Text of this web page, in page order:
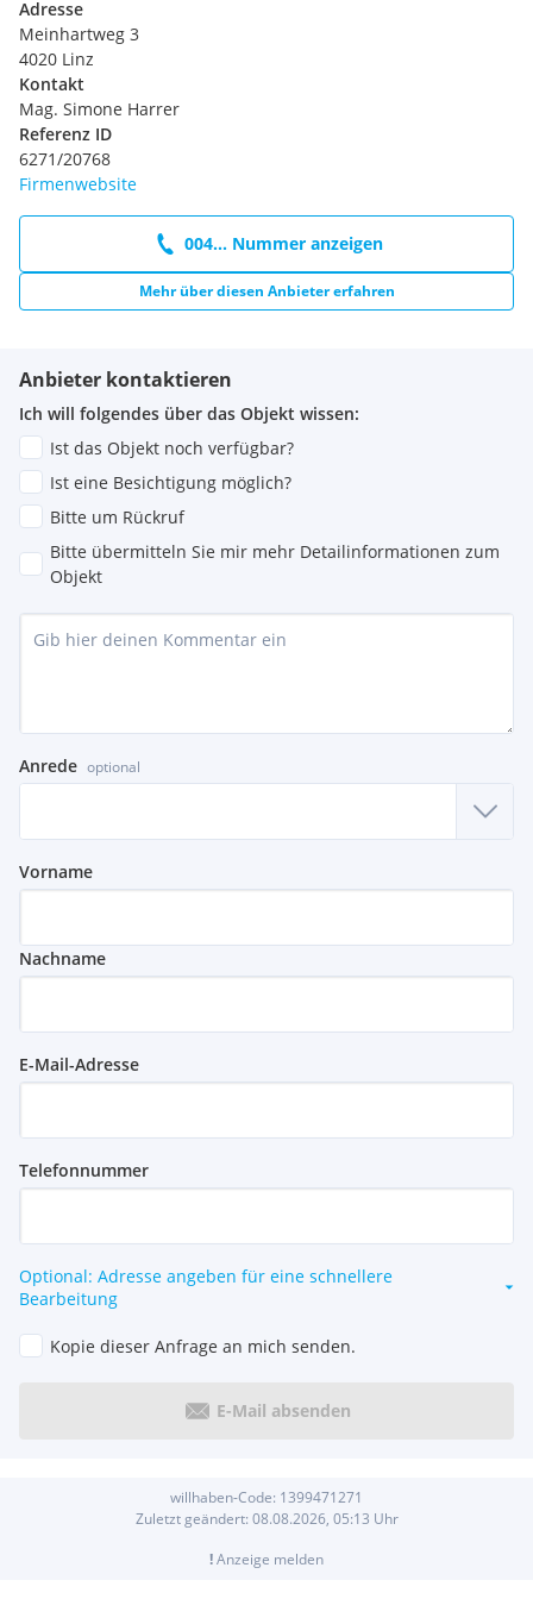
gesetzliche bzw. angeführte Provision in Höhe von 3
Bruttomonatsmieten zzgl. 20% USt. zur Zahlung fällig. Der
Vermittler ist als Doppelmakler tätig. Es besteht zwischen
dem Vermittler und dem Abgeber ein wirtschaftliches
Naheverhältnis.
Information zum Datenschutz unter
www.nextimmobilien.at/datenschutz
Adresse
Meinhartweg 3
4020 Linz
Kontakt
Mag. Simone Harrer
Referenz ID
6271/20768
Firmenwebsite
004... Nummer anzeigen
Mehr über diesen Anbieter erfahren
Anbieter kontaktieren
Ich will folgendes über das Objekt wissen:
Ist das Objekt noch verfügbar?
Ist eine Besichtigung möglich?
Bitte um Rückruf
Bitte übermitteln Sie mir mehr Detailinformationen zum
Objekt
Anrede optional
Vorname
Nachname
E-Mail-Adresse
Telefonnummer
Optional: Adresse angeben für eine schnellere
Bearbeitung
Kopie dieser Anfrage an mich senden.
E-Mail absenden
willhaben-Code: 1399471271
Zuletzt geändert: 08.08.2026, 05:13 Uhr
!Anzeige melden